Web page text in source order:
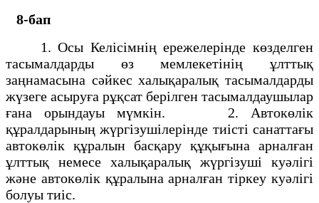
8-бап
1. Осы Келісімнің ережелерінде көзделген
тасымалдарды өз мемлекетінің ұлттық
заңнамасына сәйкес халықаралық тасымалдарды
жүзеге асыруға рұқсат берілген тасымалдаушылар
ғана орындауы мүмкін. 2. Автокөлік
құралдарының жүргізушілерінде тиісті санаттағы
автокөлік құралын басқару құқығына арналған
ұлттық немесе халықаралық жүргізуші куәлігі
және автокөлік құралына арналған тіркеу куәлігі
болуы тиіс.